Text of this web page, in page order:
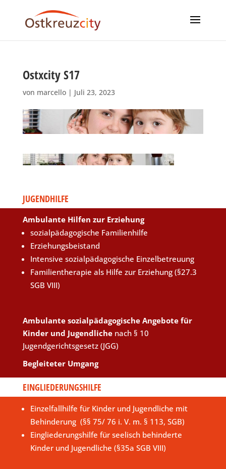
Ostxcity S17
von marcello| Juli 23, 2023
JUGENDHILFE
Ambulante Hilfen zur Erziehung
sozialpädagogische Familienhilfe
Erziehungsbeistand
Intensive sozialpädagogische Einzelbetreuung
Familientherapie als Hilfe zur Erziehung (§27.3
SGB VIII)
Ambulante sozialpädagogische Angebote für
Kinder und Jugendliche nach § 10
Jugendgerichtsgesetz (JGG)
Begleiteter Umgang
EINGLIEDERUNGSHILFE
Einzelfallhilfe für Kinder und Jugendliche mit
Behinderung (§§ 75/ 76 i. V. m. § 113, SGB)
Eingliederungshilfe für seelisch behinderte
Kinder und Jugendliche (§35a SGB VIII)